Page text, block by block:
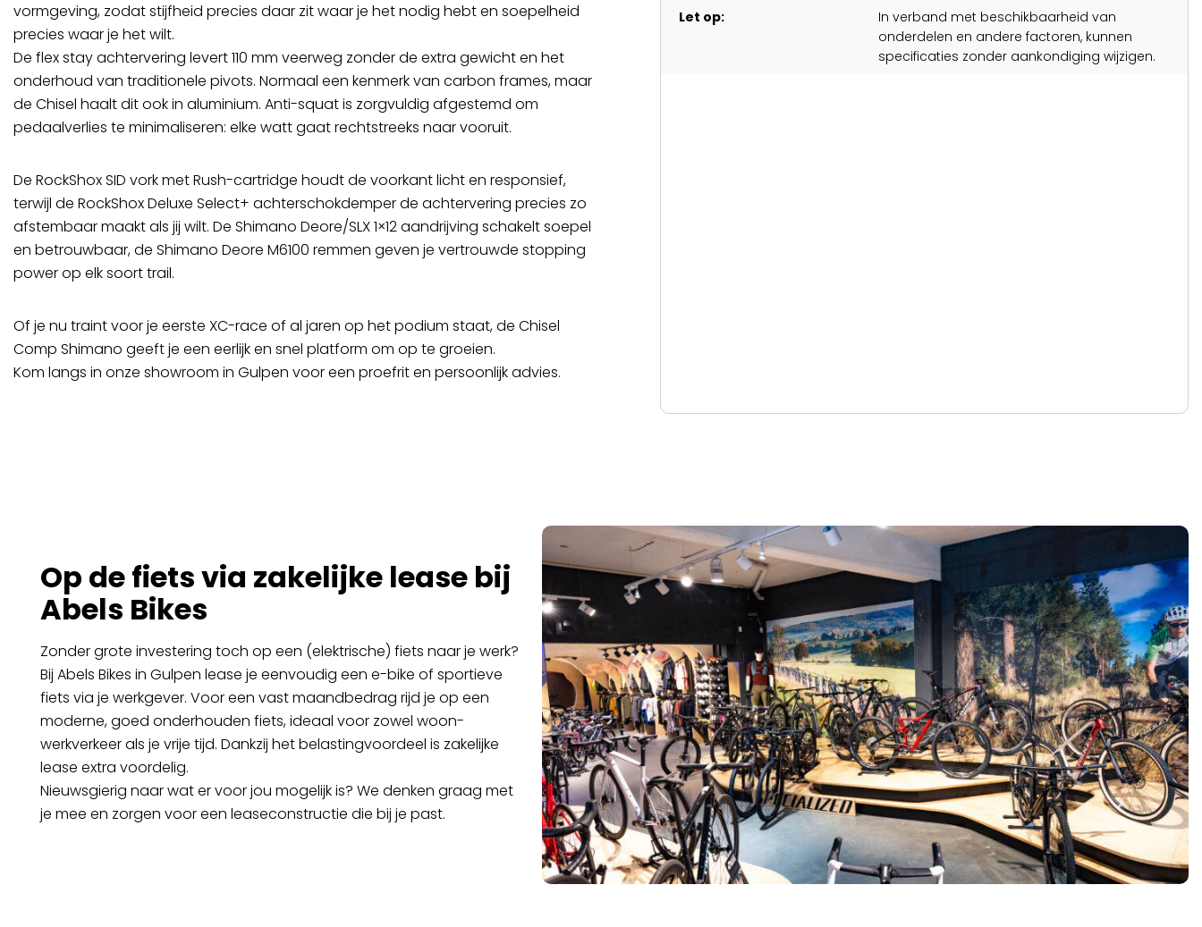
vormgeving, zodat stijfheid precies daar zit waar je het nodig hebt en soepelheid
precies waar je het wilt.
De flex stay achtervering levert 110 mm veerweg zonder de extra gewicht en het
onderhoud van traditionele pivots. Normaal een kenmerk van carbon frames, maar
de Chisel haalt dit ook in aluminium. Anti-squat is zorgvuldig afgestemd om
pedaalverlies te minimaliseren: elke watt gaat rechtstreeks naar vooruit.
De RockShox SID vork met Rush-cartridge houdt de voorkant licht en responsief,
terwijl de RockShox Deluxe Select+ achterschokdemper de achtervering precies zo
afstembaar maakt als jij wilt. De Shimano Deore/SLX 1×12 aandrijving schakelt soepel
en betrouwbaar, de Shimano Deore M6100 remmen geven je vertrouwde stopping
power op elk soort trail.
Of je nu traint voor je eerste XC-race of al jaren op het podium staat, de Chisel
Comp Shimano geeft je een eerlijk en snel platform om op te groeien.
Kom langs in onze showroom in Gulpen voor een proefrit en persoonlijk advies.
Let op:
In verband met beschikbaarheid van
onderdelen en andere factoren, kunnen
specificaties zonder aankondiging wijzigen.
Op de fiets via zakelijke lease bij
Abels Bikes
Zonder grote investering toch op een (elektrische) fiets naar je werk?
Bij Abels Bikes in Gulpen lease je eenvoudig een e-bike of sportieve
fiets via je werkgever. Voor een vast maandbedrag rijd je op een
moderne, goed onderhouden fiets, ideaal voor zowel woon-
werkverkeer als je vrije tijd. Dankzij het belastingvoordeel is zakelijke
lease extra voordelig.
Nieuwsgierig naar wat er voor jou mogelijk is? We denken graag met
je mee en zorgen voor een leaseconstructie die bij je past.